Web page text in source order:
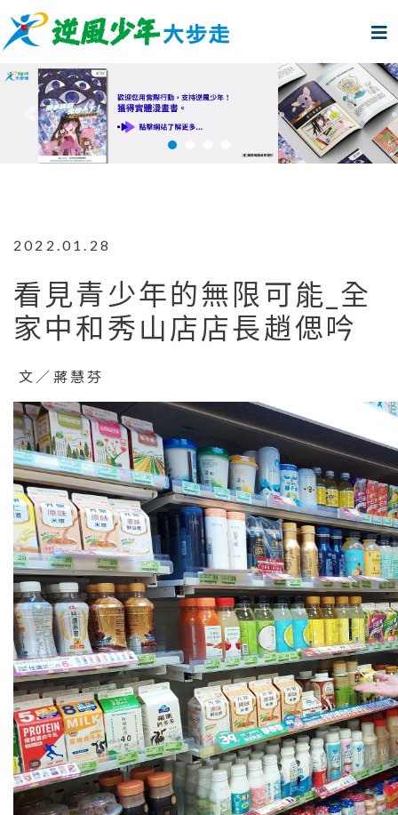
上一個 下
2022.01.28
看見青少年的無限可能_全
家中和秀山店店長趙偲吟
文／蔣慧芬